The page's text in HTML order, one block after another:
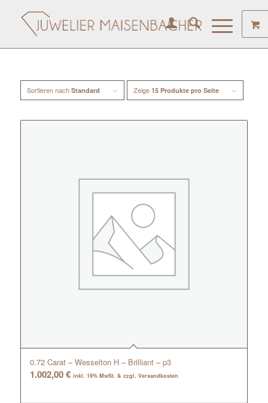
Sortieren nach Standard Zeige 15 Produkte pro Seite
0.72 Carat – Wesselton H – Brilliant – p3
1.002,00€ inkl. 19% MwSt. & zzgl. Versandkosten